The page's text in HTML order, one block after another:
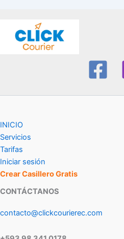
INICIO
Servicios
Tarifas
Iniciar sesión
Crear Casillero Gratis
CONTÁCTANOS
contacto@clickcourierec.com